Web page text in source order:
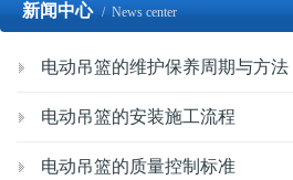
新闻中心/ News center
电动吊篮的维护保养周期与方法
电动吊篮的安装施工流程
电动吊篮的质量控制标准